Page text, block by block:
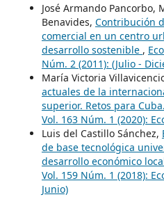
José Armando Pancorbo,
Benavides, Contribución
comercial en un centro
desarrollo sostenible ,
Núm. 2 (2011): (Julio -
María Victoria
actuales de la
superior. Retos para Cuba.
Vol. 163 Núm. 1 (2020):
Luis del Castillo Sánchez,
de base tecnológica
desarrollo económico
Vol. 159 Núm. 1 (2018):
Junio)